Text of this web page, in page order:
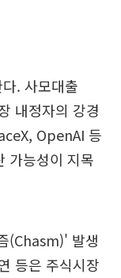
. 사모대출
내정자의 강경
OpenAI 등
가능성이 지목
(Chasm)' 발생
등은 주식시장